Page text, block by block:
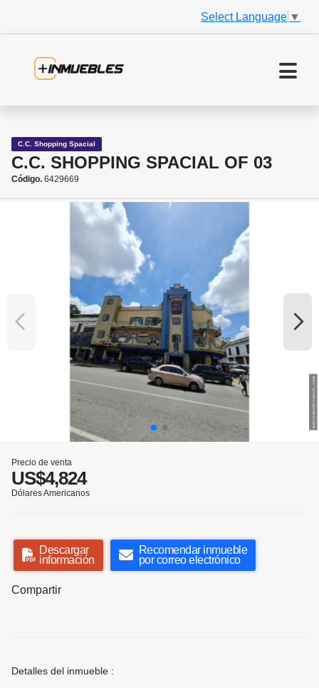
Select Language ▼
C.C. Shopping Spacial
C.C. SHOPPING SPACIAL OF 03
Código. 6429669
Precio de venta
US$4,824
Dólares Americanos
Descargar
información
Recomendar inmueble
por correo electrónico
Compartir
Detalles del inmueble :